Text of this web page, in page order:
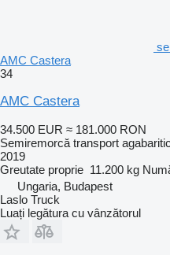
AMC Castera
34
AMC Castera
34.500 EUR ≈ 181.000 RON
Semiremorcă transport agabaritic
2019
Greutate proprie 11.200 kg
Ungaria, Budapest
Laslo Truck
Luați legătura cu vânzătorul